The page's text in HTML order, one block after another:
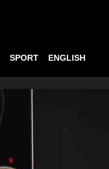
SPORT ENGLISH